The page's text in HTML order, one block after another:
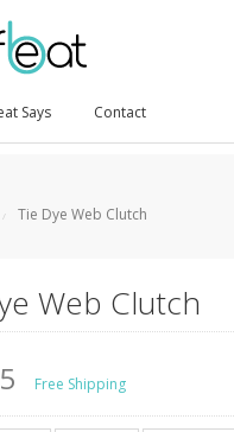
Says Contact
/ Tie Dye Web Clutch
Web Clutch
Free Shipping